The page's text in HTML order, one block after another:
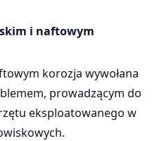
i naftowym
korozja wywołana
prowadzącym do
eksploatowanego w